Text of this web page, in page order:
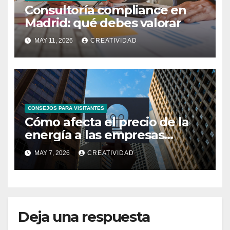
Consultoría compliance en
Madrid: qué debes valorar
MAY 11, 2026 CREATIVIDAD
CONSEJOS PARA VISITANTES
Cómo afecta el precio de la
energía a las empresas
españolas
MAY 7, 2026 CREATIVIDAD
Deja una respuesta